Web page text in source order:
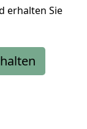
erhalten Sie